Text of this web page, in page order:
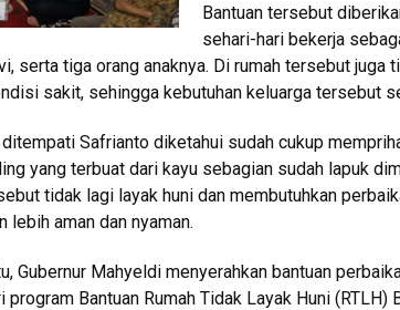
Bantuan tersebut
sehari-hari bekerja
serta tiga orang anaknya. Di rumah tersebut juga
sakit, sehingga kebutuhan keluarga tersebut
Safrianto diketahui sudah cukup
yang terbuat dari kayu sebagian sudah lapuk
tidak lagi layak huni dan membutuhkan
lebih aman dan nyaman.
Gubernur Mahyeldi menyerahkan bantuan
Bantuan Rumah Tidak Layak Huni (RTLH)